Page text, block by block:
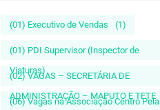
(01) Executivo de Vendas (1)
(01) PDI Supervisor (Inspector de
Viaturas)
(02) VAGAS – SECRETÁRIA DE
ADMINISTRAÇÃO – MAPUTO E TETE
(06) Vagas na Associação Centro Pela